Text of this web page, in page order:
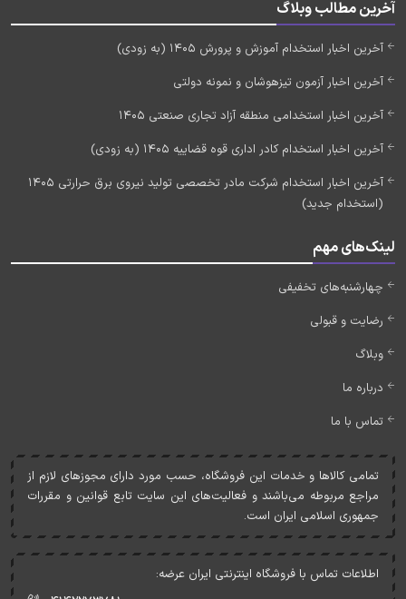
آخرین مطالب وبلاگ
آخرین اخبار استخدام آموزش و پرورش 1405 (به زودی)
آخرین اخبار آزمون تیزهوشان و نمونه دولتی
آخرین اخبار استخدامی منطقه آزاد تجاری صنعتی 1405
آخرین اخبار استخدام کادر اداری قوه قضاییه 1405 (به زودی)
آخرین اخبار استخدام شرکت مادر تخصصی تولید نیروی برق حرارتی 1405
(استخدام جدید)
لینک‌های مهم
چهارشنبه‌های تخفیفی
رضایت و قبولی
وبلاگ
درباره ما
تماس با ما
تمامی کالاها و خدمات اين فروشگاه، حسب مورد دارای مجوزهای لازم از
مراجع مربوطه می‌باشند و فعاليت‌های اين سايت تابع قوانين و مقررات
جمهوری اسلامی ايران است.
اطلاعات تماس با فروشگاه اینترنتی ایران عرضه: